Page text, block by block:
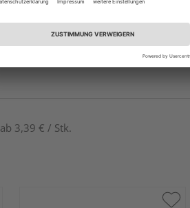
ab 3,39 € / Stk.